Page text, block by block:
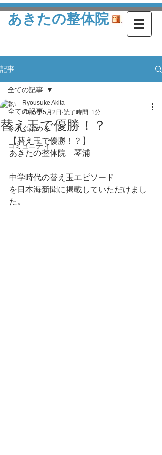
あきたの整体院
記事
全ての記事
今すぐ始める
コミュニティ
全ての記事
替え玉で優勝！？
Ryousuke Akita
2025年5月2日 読了時間: 1分
【替え玉で優勝！？】
あきたの整体院　琴浦
中学時代の替え玉エピソード
を日本海新聞に掲載していただけまし
た。